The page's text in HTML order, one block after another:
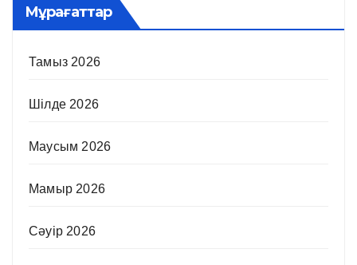
Мұрағаттар
Тамыз 2026
Шілде 2026
Маусым 2026
Мамыр 2026
Сәуір 2026